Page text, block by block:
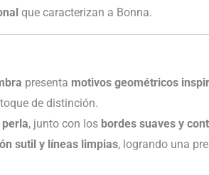
que caracterizan a Bonna.
presenta motivos geométricos
de distinción.
, junto con los bordes suaves y
sutil y líneas limpias, logrando una